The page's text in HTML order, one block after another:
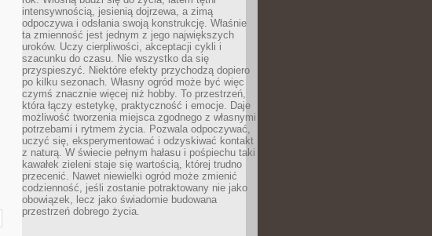
intensywnością, jesienią dojrzewa, a zimą
odpoczywa i odsłania swoją konstrukcję. Właśnie
ta zmienność jest jednym z jego największych
uroków. Uczy cierpliwości, akceptacji cykli i
szacunku do czasu. Nie wszystko da się
przyspieszyć. Niektóre efekty przychodzą dopiero
po kilku sezonach. Własny ogród może być więc
czymś znacznie więcej niż hobby. To przestrzeń,
która łączy estetykę, praktyczność i emocje. Daje
możliwość tworzenia miejsca zgodnego z własnymi
potrzebami i rytmem życia. Pozwala odpoczywać,
uczyć się, eksperymentować i odzyskiwać kontakt
z naturą. W świecie pełnym hałasu i pośpiechu taki
kawałek zieleni staje się wartością, której trudno
przecenić. Nawet niewielki ogród może zmienić
codzienność, jeśli zostanie potraktowany nie jako
obowiązek, lecz jako świadomie budowana
przestrzeń dobrego życia.